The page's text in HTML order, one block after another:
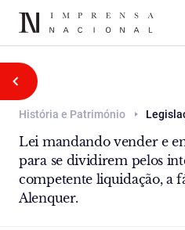
História e Património
Lei mandando vender e
para se dividirem pelos
competente liquidação, a
Alenquer.